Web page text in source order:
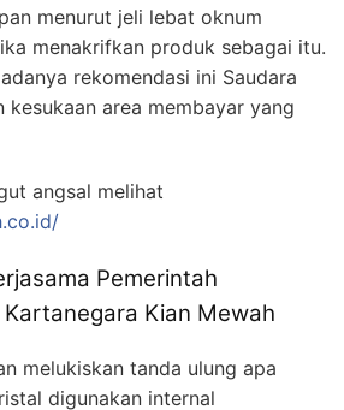
menurut jeli lebat oknum
menakrifkan produk sebagai itu.
rekomendasi ini Saudara
kesukaan area membayar yang
angsal melihat
Pemerintah
Kian Mewah
melukiskan tanda ulung apa
digunakan internal